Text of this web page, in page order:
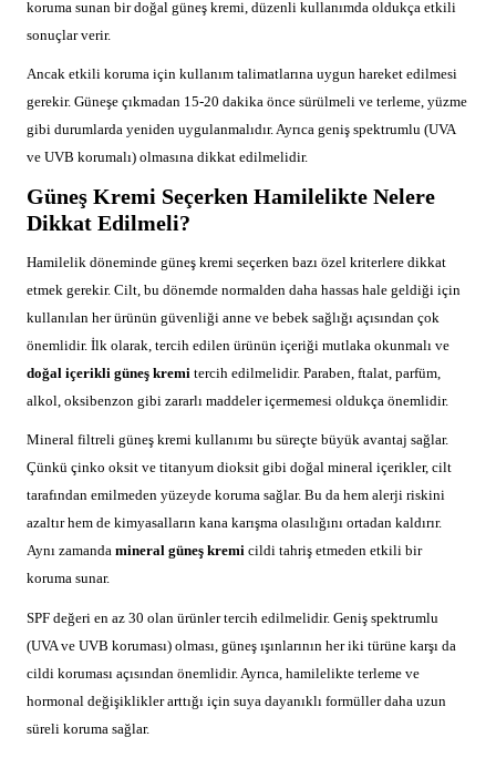
koruma sunan bir doğal güneş kremi, düzenli kullanımda oldukça etkili
sonuçlar verir.
Ancak etkili koruma için kullanım talimatlarına uygun hareket edilmesi
gerekir. Güneşe çıkmadan 15-20 dakika önce sürülmeli ve terleme, yüzme
gibi durumlarda yeniden uygulanmalıdır. Ayrıca geniş spektrumlu (UVA
ve UVB korumalı) olmasına dikkat edilmelidir.
Güneş Kremi Seçerken Hamilelikte Nelere
Dikkat Edilmeli?
Hamilelik döneminde güneş kremi seçerken bazı özel kriterlere dikkat
etmek gerekir. Cilt, bu dönemde normalden daha hassas hale geldiği için
kullanılan her ürünün güvenliği anne ve bebek sağlığı açısından çok
önemlidir. İlk olarak, tercih edilen ürünün içeriği mutlaka okunmalı ve
doğal içerikli güneş kremi tercih edilmelidir. Paraben, ftalat, parfüm,
alkol, oksibenzon gibi zararlı maddeler içermemesi oldukça önemlidir.
Mineral filtreli güneş kremi kullanımı bu süreçte büyük avantaj sağlar.
Çünkü çinko oksit ve titanyum dioksit gibi doğal mineral içerikler, cilt
tarafından emilmeden yüzeyde koruma sağlar. Bu da hem alerji riskini
azaltır hem de kimyasalların kana karışma olasılığını ortadan kaldırır.
Aynı zamanda mineral güneş kremi cildi tahriş etmeden etkili bir
koruma sunar.
SPF değeri en az 30 olan ürünler tercih edilmelidir. Geniş spektrumlu
(UVA ve UVB koruması) olması, güneş ışınlarının her iki türüne karşı da
cildi koruması açısından önemlidir. Ayrıca, hamilelikte terleme ve
hormonal değişiklikler arttığı için suya dayanıklı formüller daha uzun
süreli koruma sağlar.